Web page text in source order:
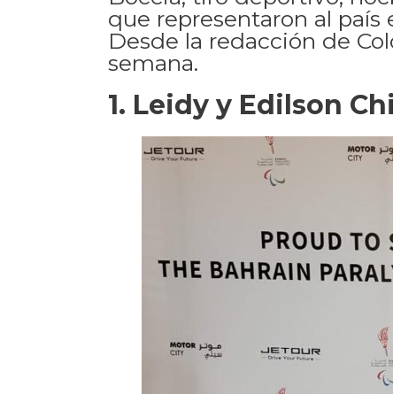
que representaron al
Desde la redacción de
semana.
1. Leidy y Edilson